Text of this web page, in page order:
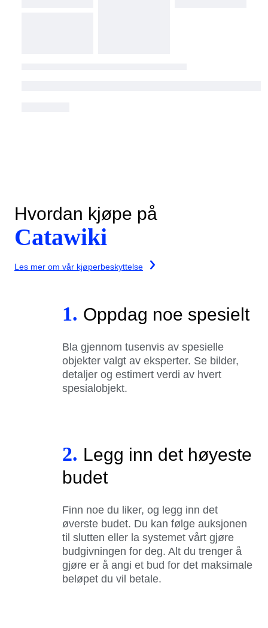
Hvordan kjøpe på
Catawiki
Les mer om vår kjøperbeskyttelse
1. Oppdag noe spesielt
Bla gjennom tusenvis av spesielle
objekter valgt av eksperter. Se bilder,
detaljer og estimert verdi av hvert
spesialobjekt.
2. Legg inn det høyeste
budet
Finn noe du liker, og legg inn det
øverste budet. Du kan følge auksjonen
til slutten eller la systemet vårt gjøre
budgivningen for deg. Alt du trenger å
gjøre er å angi et bud for det maksimale
beløpet du vil betale.